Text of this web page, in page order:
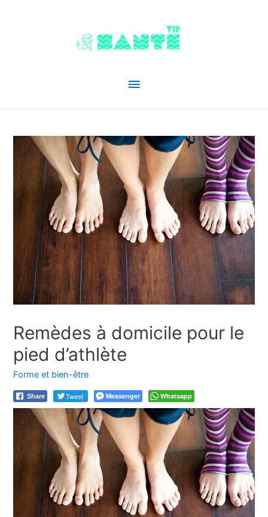
Menu
Remèdes à domicile pour le
pied d’athlète
Forme et bien-être
Share Tweet Messenger Whatsapp